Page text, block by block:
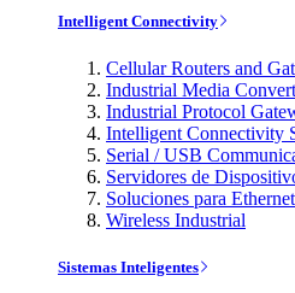
Intelligent Connectivity
Cellular Routers and
Industrial Media
Industrial Protocol
Intelligent Connectivity
Serial / USB
Servidores de
Soluciones para
Wireless Industrial
Sistemas Inteligentes